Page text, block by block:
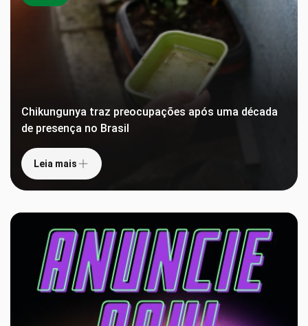
Chikungunya traz preocupações após uma década
de presença no Brasil
Leia mais